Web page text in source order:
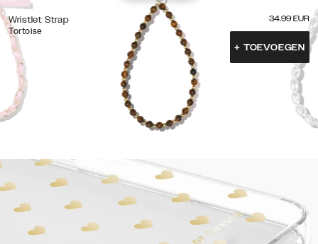
Wristlet Strap
Tortoise
34.99 EUR
+ TOEVOEGEN